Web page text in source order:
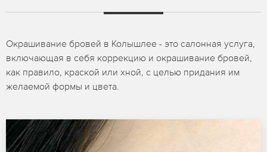
Окрашивание бровей в Колышлее - это салонная услуга,
включающая в себя коррекцию и окрашивание бровей,
как правило, краской или хной, с целью придания им
желаемой формы и цвета.